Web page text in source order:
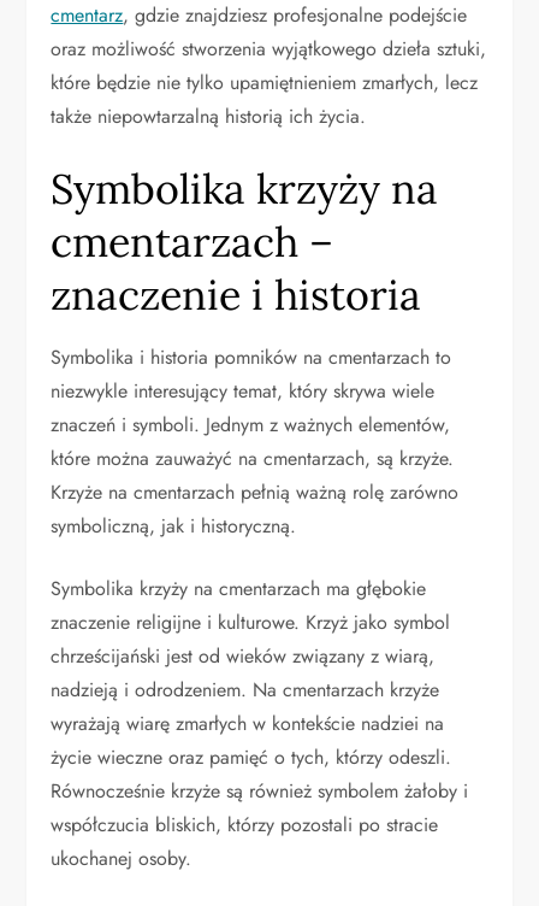
cmentarz, gdzie znajdziesz profesjonalne podejście
oraz możliwość stworzenia wyjątkowego dzieła sztuki,
które będzie nie tylko upamiętnieniem zmarłych, lecz
także niepowtarzalną historią ich życia.
Symbolika krzyży na
cmentarzach –
znaczenie i historia
Symbolika i historia pomników na cmentarzach to
niezwykle interesujący temat, który skrywa wiele
znaczeń i symboli. Jednym z ważnych elementów,
które można zauważyć na cmentarzach, są krzyże.
Krzyże na cmentarzach pełnią ważną rolę zarówno
symboliczną, jak i historyczną.
Symbolika krzyży na cmentarzach ma głębokie
znaczenie religijne i kulturowe. Krzyż jako symbol
chrześcijański jest od wieków związany z wiarą,
nadzieją i odrodzeniem. Na cmentarzach krzyże
wyrażają wiarę zmarłych w kontekście nadziei na
życie wieczne oraz pamięć o tych, którzy odeszli.
Równocześnie krzyże są również symbolem żałoby i
współczucia bliskich, którzy pozostali po stracie
ukochanej osoby.